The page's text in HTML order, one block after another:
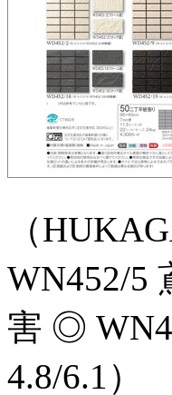
（
WN452/5
害 ◎
4.8/6.1）